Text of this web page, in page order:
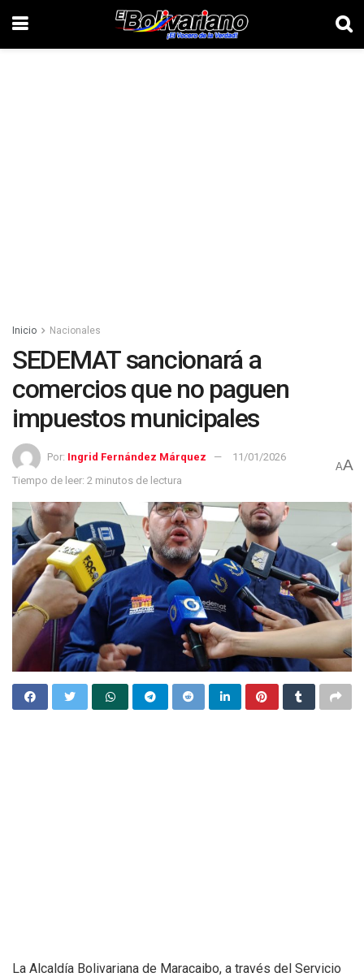
Inicio Nacionales
SEDEMAT sancionará a
comercios que no paguen
impuestos municipales
Por: Ingrid Fernández Márquez
11/01/2026
Tiempo de leer: 2 minutos de lectura
AA
La Alcaldía Bolivariana de Maracaibo, a través del Servicio